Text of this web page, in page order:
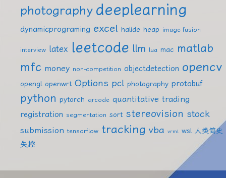
photography deeplearning
dynamicprograming excel halide heap image fusion
interview latex leetcode llm lua mac matlab
mfc money non-competition objectdetection opencv
opengl openwrt Options pcl photography protobuf
python pytorch qrcode quantitative trading
registration segmentation sort stereovision stock
submission tensorflow tracking vba vrml wsl 人类简史
失控